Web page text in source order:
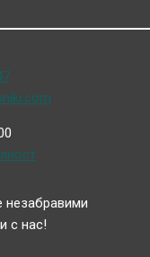
незабравими
с нас!